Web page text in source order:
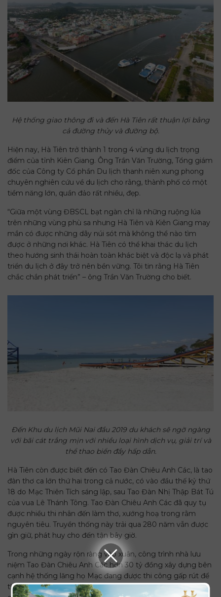
Hệ thống giao thông đi và đến Hà Tiên rất thuận lợi bằng
cả đường thủy và đường bộ.
Hiện nay, Hà Tiên trở thành 1 trong 4 vùng du lịch trọng
điểm của tỉnh Kiên Giang. Ông Trần Văn Trường, Tổng giám
đốc của Công ty Cổ phần Du lịch thanh niên xung phong
chuyên nghiên cứu về du lịch cho rằng, thành phố có một
tiềm năng lớn, quần đảo rất nhiều, đẹp.
“Giữa một vùng ĐBSCL bạt ngàn chỉ là những ruộng lúa
trên những vùng phù sa nhưng Hà Tiên và Kiên Giang may
mắn có được những dãy núi sót mà không thể nào tìm
được ở những nơi khác. Hà Tiên có thể khai thác du lịch
theo hướng sinh thái hoàn toàn khác biệt và độc lạ và phát
triển du lịch ở đây trở nên bền vững. Tôi tin rằng Hà Tiên
chắc chắn phát triển” – ông Trần Văn Trường cho biết.
Đến Khu du lịch Mũi Nai đầu 2019 du khách sẽ ngờ ngàng
với bãi cát trắng mịn với nhiều loại hình dịch vụ, giải trí và
thể thao biển đầy hấp dẫn.
Hà Tiên còn được biết đến có Tao Đàn Chiêu Anh Các, là tao
đàn thơ ca lớn thứ hai trong cả nước, có vào đầu thế kỷ thứ
18 do Mạc Thiên Tích sáng lập, sau Tao Đàn Nhị Thập Bát Tú
của vua Lê Thánh Tông. Tao Đàn Chiêu Anh Các đã quy tụ
được nhiều thi nhân đến làm thơ, xướng hoạ trong rằm
nguyên tiêu. Truyền thống này trải qua 280 năm vẫn được
gìn giữ, phát huy cho đến tận bây giờ.
Trong những ngày rộn ràng vào xuân, công trình nhà lưu
niệm Tao Đàn Chiêu Anh Các hơn 30 tỷ đồng xây dựng bên
cạnh hệ thống lăng họ Mạc đang được thi công gấp rút để
thi nhân trong cả nước tề tựu về đây, sống trong không